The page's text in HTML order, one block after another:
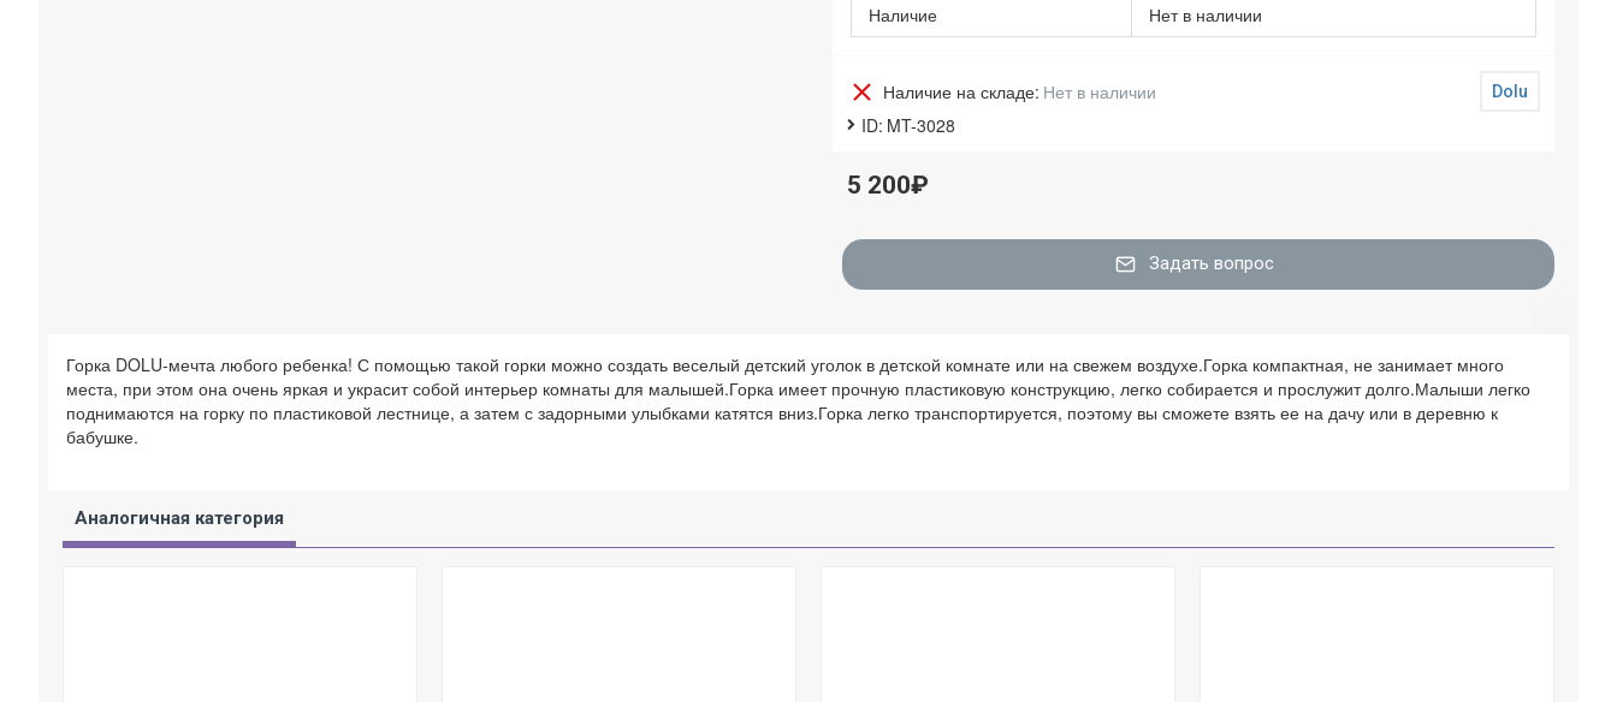
Наличие на складе: Нет в наличии
ID: MT-3028
Dolu
5 200₽
Задать вопрос
Наличие
Нет в наличии
Горка DOLU-мечта любого ребенка! С помощью такой горки можно создать веселый детский уголок в детской комнате или на свежем воздухе.Горка компактная, не занимает много
места, при этом она очень яркая и украсит собой интерьер комнаты для малышей.Горка имеет прочную пластиковую конструкцию, легко собирается и прослужит долго.Малыши легко
поднимаются на горку по пластиковой лестнице, а затем с задорными улыбками катятся вниз.Горка легко транспортируется, поэтому вы сможете взять ее на дачу или в деревню к
бабушке.
Аналогичная категория